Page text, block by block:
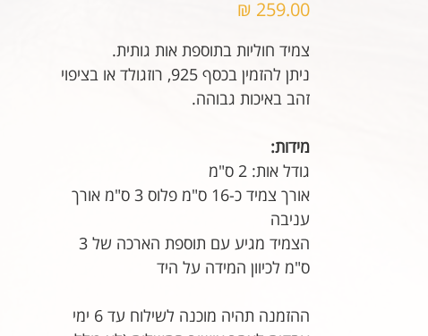
צמיד חוליות בתוספת אות גותית.
ניתן להזמין בכסף 925, רוזגולד או בציפוי
זהב באיכות גבוהה.
מידות:
גודל אות: 2 ס"מ
אורך צמיד כ-16 ס"מ פלוס 3 ס"מ אורך
עניבה
הצמיד מגיע עם תוספת הארכה של 3
ס"מ לכיוון המידה על היד
ההזמנה תהיה מוכנה לשילוח עד 6 ימי